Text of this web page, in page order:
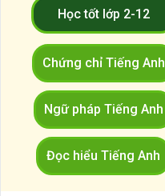
Học tốt lớp 2-12
Chứng chỉ Tiếng Anh
Ngữ pháp Tiếng Anh
Đọc hiểu Tiếng Anh